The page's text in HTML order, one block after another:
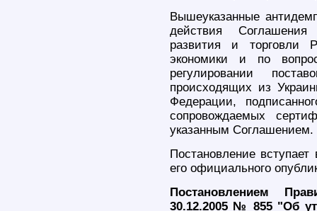
Вышеуказанные
действия Соглашения
развития и торговли
экономики и по
регулировании
происходящих из
Федерации,
сопровождаемых
указанным Соглашением.
Постановление
его официального
Постановлением
30.12.2005 № 855 "Об